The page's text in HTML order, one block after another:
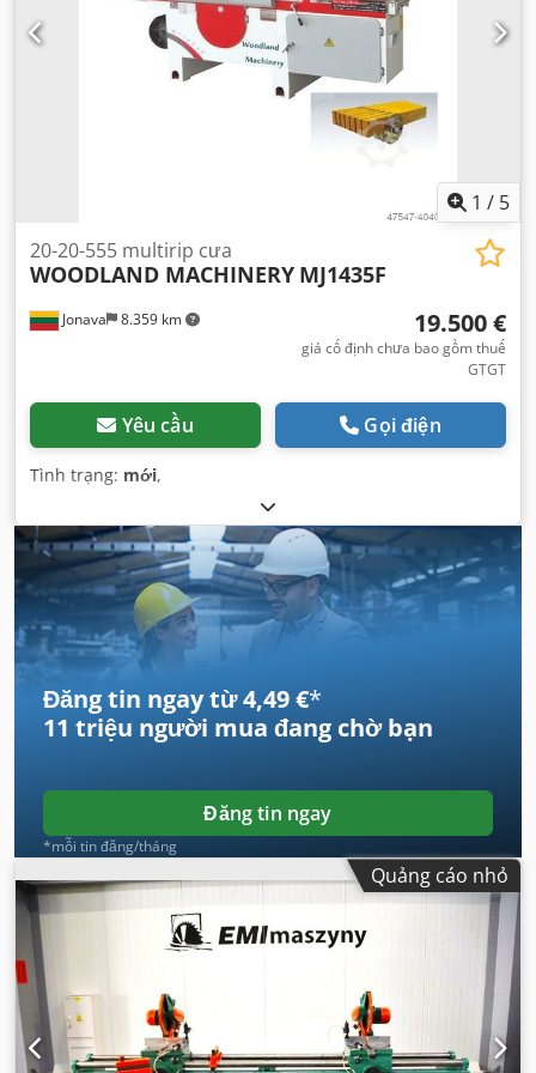
1 / 5
Jonava 8.359 km
20-20-555 multirip cưa
WOODLAND MACHINERY MJ1435F
19.500 €
giá cố định chưa bao gồm thuế
GTGT
Yêu cầu Gọi điện
Tình trạng: mới,
Đăng tin ngay từ 4,49 €*
11 triệu người mua đang chờ bạn
Đăng tin ngay
*mỗi tin đăng/tháng
Quảng cáo nhỏ